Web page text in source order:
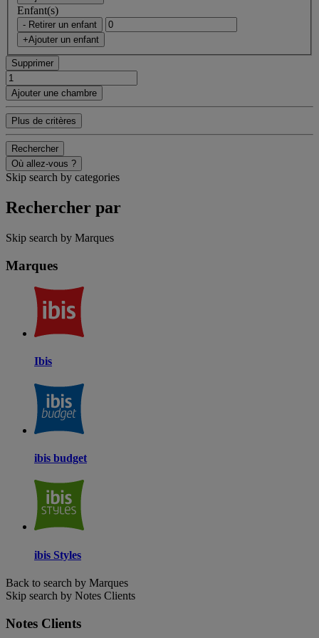
Enfant(s)
- Retirer un enfant
+Ajouter un enfant
Supprimer
Ajouter une chambre
Plus de critères
Rechercher
Où allez-vous ?
Skip search by categories
Rechercher par
Skip search by Marques
Marques
Ibis
ibis budget
ibis Styles
Back to search by Marques
Skip search by Notes Clients
Notes Clients